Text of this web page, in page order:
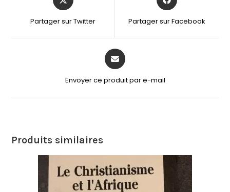
Partager sur Twitter Partager sur Facebook
Envoyer ce produit par e-mail
Produits similaires